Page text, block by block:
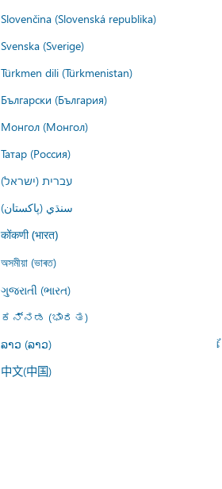
Slovenčina (Slovenská republika)
Svenska (Sverige)
Türkmen dili (Türkmenistan)
Български (България)
Монгол (Монгол)
Татар (Россия)
עברית (ישראל)
سنڌي (پاکستان)
कोंकणी (भारत)
অসমীয়া (ভাৰত)
ગુજરાતી (ભારત)
ಕನ್ನಡ (ಭಾರತ)
ລາວ (ລາວ)
中文(中国)